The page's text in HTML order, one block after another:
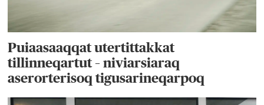
Puiaasaaqqat utertittakkat
tillinneqartut – niviarsiaraq
aserorterisoq tigusarineqarpoq